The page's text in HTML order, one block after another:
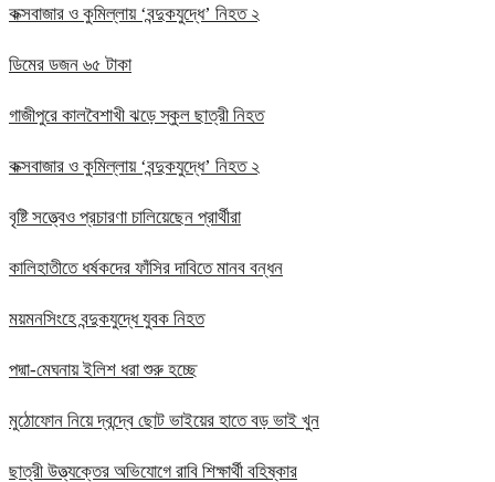
কক্সবাজার ও কুমিল্লায় ‘বন্দুকযুদ্ধে’ নিহত ২
ডিমের ডজন ৬৫ টাকা
গাজীপুরে কালবৈশাখী ঝড়ে স্কুল ছাত্রী নিহত
কক্সবাজার ও কুমিল্লায় ‘বন্দুকযুদ্ধে’ নিহত ২
বৃষ্টি সত্ত্বেও প্রচারণা চালিয়েছেন প্রার্থীরা
কালিহাতীতে ধর্ষকদের ফাঁসির দাবিতে মানব বন্ধন
ময়মনসিংহে বন্দুকযুদ্ধে যুবক নিহত
পদ্মা-মেঘনায় ইলিশ ধরা শুরু হচ্ছে
মুঠোফোন নিয়ে দ্বন্দ্বে ছোট ভাইয়ের হাতে বড় ভাই খুন
ছাত্রী উত্ত্যক্তের অভিযোগে রাবি শিক্ষার্থী বহিষ্কার